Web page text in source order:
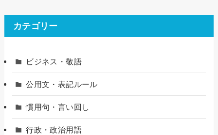
カテゴリー
ビジネス・敬語
公用文・表記ルール
慣用句・言い回し
行政・政治用語